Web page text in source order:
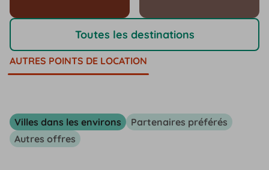
Toutes les destinations
AUTRES POINTS DE LOCATION
Villes dans les environs
Partenaires préférés
Autres offres